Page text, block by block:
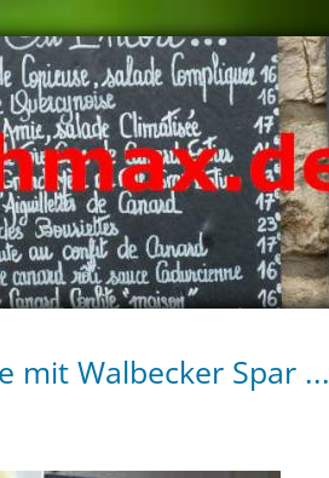
mit Walbecker Spar ...